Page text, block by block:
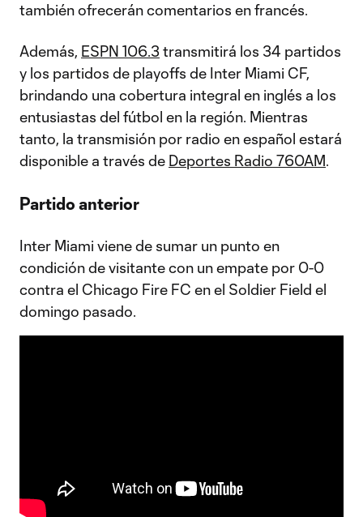
también ofrecerán comentarios en francés.
Además, ESPN 106.3 transmitirá los 34 partidos
y los partidos de playoffs de Inter Miami CF,
brindando una cobertura integral en inglés a los
entusiastas del fútbol en la región. Mientras
tanto, la transmisión por radio en español estará
disponible a través de Deportes Radio 760AM.
Partido anterior
Inter Miami viene de sumar un punto en
condición de visitante con un empate por 0-0
contra el Chicago Fire FC en el Soldier Field el
domingo pasado.